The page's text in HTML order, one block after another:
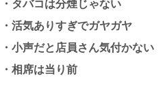
・タバコは分煙じゃない
・活気ありすぎでガヤガヤ
・小声だと店員さん気付かない
・相席は当り前